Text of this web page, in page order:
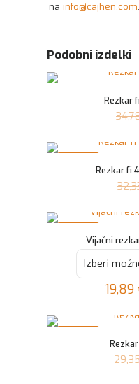
na info@cajhen.com.
Podobni izdelki
Rezkar
Rezkar fi
Vijačni
19,89